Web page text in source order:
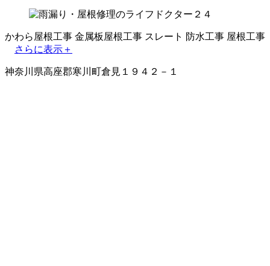
かわら屋根工事 金属板屋根工事 スレート 防水工事 屋根工事
さらに表示＋
神奈川県高座郡寒川町倉見１９４２－１